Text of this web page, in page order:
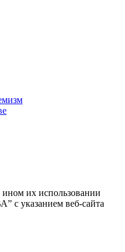
их использовании
с указанием веб-сайта